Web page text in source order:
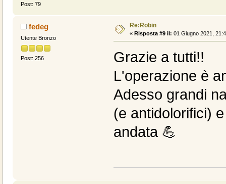
Post: 79
fedeg
Utente Bronzo
Post: 256
Re:Robin
« Risposta #9 il: 01 Giugno 2021,
Grazie a tutti!!
L'operazione è
Adesso grandi
(e antidolorifici)
andata 💪